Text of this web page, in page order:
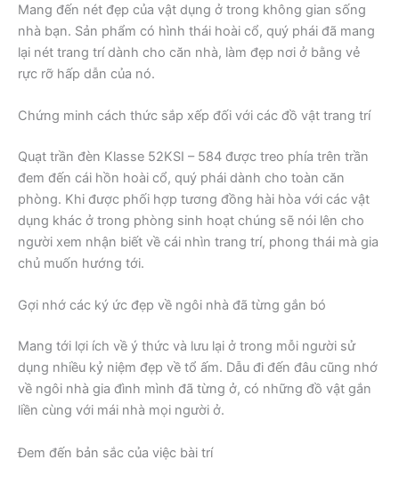
Mang đến nét đẹp của vật dụng ở trong không gian sống
nhà bạn. Sản phẩm có hình thái hoài cổ, quý phái đã mang
lại nét trang trí dành cho căn nhà, làm đẹp nơi ở bằng vẻ
rực rỡ hấp dẫn của nó.
Chứng minh cách thức sắp xếp đối với các đồ vật trang trí
Quạt trần đèn Klasse 52KSI – 584 được treo phía trên trần
đem đến cái hồn hoài cổ, quý phái dành cho toàn căn
phòng. Khi được phối hợp tương đồng hài hòa với các vật
dụng khác ở trong phòng sinh hoạt chúng sẽ nói lên cho
người xem nhận biết về cái nhìn trang trí, phong thái mà gia
chủ muốn hướng tới.
Gợi nhớ các ký ức đẹp về ngôi nhà đã từng gắn bó
Mang tới lợi ích về ý thức và lưu lại ở trong mỗi người sử
dụng nhiều kỷ niệm đẹp về tổ ấm. Dẫu đi đến đâu cũng nhớ
về ngôi nhà gia đình mình đã từng ở, có những đồ vật gắn
liền cùng với mái nhà mọi người ở.
Đem đến bản sắc của việc bài trí